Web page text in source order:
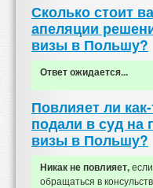
Сколько стоит
апеляции
визы в Польшу?
Ответ ожидается...
Повлияет ли
подали в суд на
визы в Польшу?
Никак не повлияет,
обращаться в